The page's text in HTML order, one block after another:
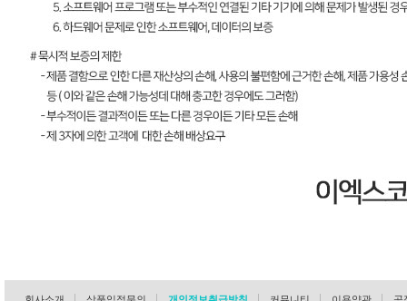
회사소개 상품입점문의 개인정보취급방침 커뮤니티 이용약관 공